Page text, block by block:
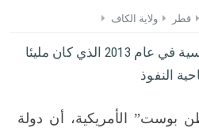
قطر ولاية الكاف
دولة قطر تلقت دروسا قاسية في عام 2013 الذي كان مليئا
النفوذ
الأمريكية، أن دولة